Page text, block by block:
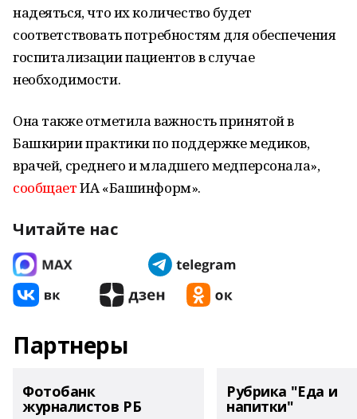
надеяться, что их количество будет
соответствовать потребностям для обеспечения
госпитализации пациентов в случае
необходимости.
Она также отметила важность принятой в
Башкирии практики по поддержке медиков,
врачей, среднего и младшего медперсонала»,
сообщаетИА «Башинформ».
Читайте нас
Партнеры
Фотобанк
журналистов РБ
Рубрика "Еда и
напитки"